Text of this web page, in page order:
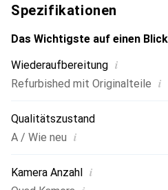
Spezifikationen
Das Wichtigste auf einen Blick
Wiederaufbereitung i
Refurbished mit Originalteile i
Qualitätszustand
A / Wie neu i
Kamera Anzahl i